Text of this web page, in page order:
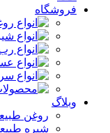
فروشگاه
وبلاگ
روغن
شیره